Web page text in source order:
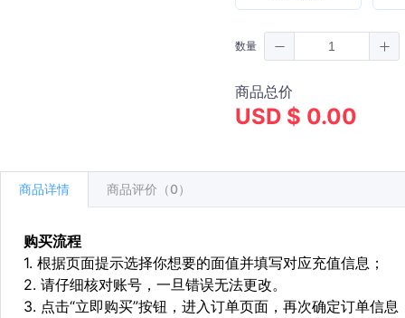
数量
商品总价
USD $ 0.00
商品详情 商品评价（0）
购买流程
1. 根据页面提示选择你想要的面值并填写对应充值信息；
2. 请仔细核对账号，一旦错误无法更改。
3. 点击“立即购买”按钮，进入订单页面，再次确定订单信息